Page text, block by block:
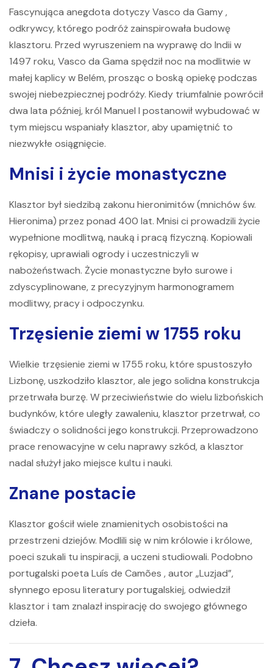
Fascynująca anegdota dotyczyVasco da Gamy,
odkrywcy, którego podróż zainspirowała budowę
klasztoru. Przed wyruszeniem na wyprawę do Indii w
1497 roku, Vasco da Gama spędził noc na modlitwie w
małej kaplicy w Belém, prosząc o boską opiekę podczas
swojej niebezpiecznej podróży. Kiedy triumfalnie powrócił
dwa lata później, król Manuel I postanowił wybudować w
tym miejscu wspaniały klasztor, aby upamiętnić to
niezwykłe osiągnięcie.
Mnisi i życie monastyczne
Klasztor był siedzibą zakonu hieronimitów (mnichów św.
Hieronima) przez ponad 400 lat. Mnisi ci prowadzili życie
wypełnione modlitwą, nauką i pracą fizyczną. Kopiowali
rękopisy, uprawiali ogrody i uczestniczyli w
nabożeństwach. Życie monastyczne było surowe i
zdyscyplinowane, z precyzyjnym harmonogramem
modlitwy, pracy i odpoczynku.
Trzęsienie ziemi w 1755 roku
Wielkie trzęsienie ziemi w 1755 roku, które spustoszyło
Lizbonę, uszkodziło klasztor, ale jego solidna konstrukcja
przetrwała burzę. W przeciwieństwie do wielu lizbońskich
budynków, które uległy zawaleniu, klasztor przetrwał, co
świadczy o solidności jego konstrukcji. Przeprowadzono
prace renowacyjne w celu naprawy szkód, a klasztor
nadal służył jako miejsce kultu i nauki.
Znane postacie
Klasztor gościł wiele znamienitych osobistości na
przestrzeni dziejów. Modlili się w nim królowie i królowe,
poeci szukali tu inspiracji, a uczeni studiowali. Podobno
portugalski poeta Luís de Camões , autor „Luzjad”,
słynnego eposu literatury portugalskiej, odwiedził
klasztor i tam znalazł inspirację do swojego głównego
dzieła.